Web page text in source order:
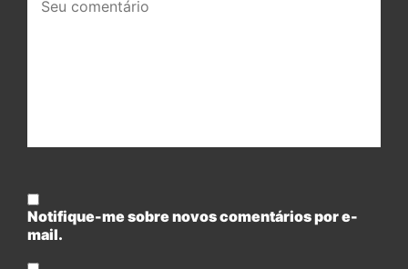
comentário:
Notifique-me sobre novos comentários por e-
mail.